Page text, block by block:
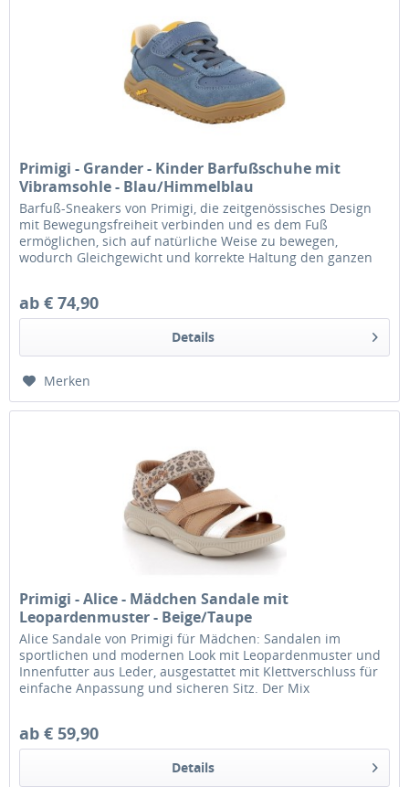
Primigi - Grander - Kinder Barfußschuhe mit
Vibramsohle - Blau/Himmelblau
Barfuß-Sneakers von Primigi, die zeitgenössisches Design
mit Bewegungsfreiheit verbinden und es dem Fuß
ermöglichen, sich auf natürliche Weise zu bewegen,
wodurch Gleichgewicht und korrekte Haltung den ganzen
ab € 74,90
Details
Merken
Primigi - Alice - Mädchen Sandale mit
Leopardenmuster - Beige/Taupe
Alice Sandale von Primigi für Mädchen: Sandalen im
sportlichen und modernen Look mit Leopardenmuster und
Innenfutter aus Leder, ausgestattet mit Klettverschluss für
einfache Anpassung und sicheren Sitz. Der Mix
ab € 59,90
Details